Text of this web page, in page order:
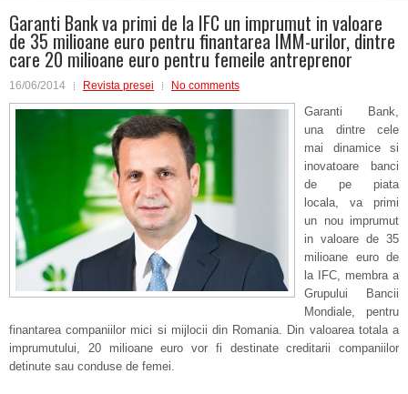
Garanti Bank va primi de la IFC un imprumut in valoare
de 35 milioane euro pentru finantarea IMM-urilor, dintre
care 20 milioane euro pentru femeile antreprenor
16/06/2014 Revista presei No comments
Garanti Bank,
una dintre cele
mai dinamice si
inovatoare banci
de pe piata
locala, va primi
un nou imprumut
in valoare de 35
milioane euro de
la IFC, membra a
Grupului Bancii
Mondiale, pentru
finantarea companiilor mici si mijlocii din Romania. Din valoarea totala a
imprumutului, 20 milioane euro vor fi destinate creditarii companiilor
detinute sau conduse de femei.